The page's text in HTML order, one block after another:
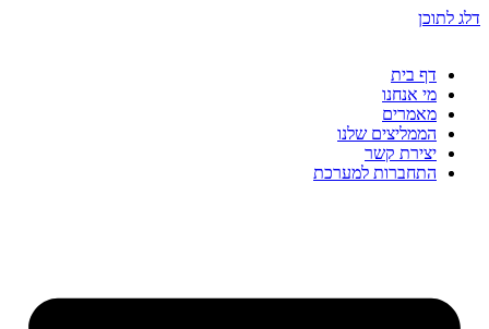
דלג לתוכן
דף בית
מי אנחנו
מאמרים
הממליצים שלנו
יצירת קשר
התחברות למערכת